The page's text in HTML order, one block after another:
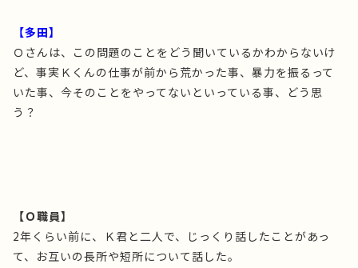
【多田】
Ｏさんは、この問題のことをどう聞いているかわからないけ
ど、事実Ｋくんの仕事が前から荒かった事、暴力を振るって
いた事、今そのことをやってないといっている事、どう思
う？
【Ｏ職員】
2年くらい前に、Ｋ君と二人で、じっくり話したことがあっ
て、お互いの長所や短所について話した。